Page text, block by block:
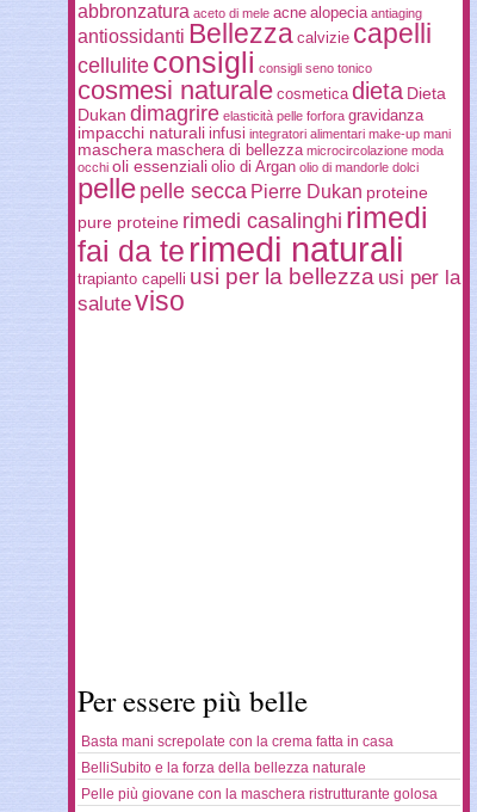
abbronzatura aceto di mele acne alopecia antiaging
antiossidanti Bellezza calvizie capelli
cellulite consigli consigli seno tonico
cosmesi naturale cosmetica dieta Dieta
Dukan dimagrire elasticità pelle forfora gravidanza
impacchi naturali infusi integratori alimentari make-up mani
maschera maschera di bellezza microcircolazione moda
occhi oli essenziali olio di Argan olio di mandorle dolci
pelle pelle secca Pierre Dukan proteine
pure proteine rimedi casalinghi rimedi
fai da te rimedi naturali
trapianto capelli usi per la bellezza usi per la
saluteviso
Per essere più belle
Basta mani screpolate con la crema fatta in casa
BelliSubito e la forza della bellezza naturale
Pelle più giovane con la maschera ristrutturante golosa